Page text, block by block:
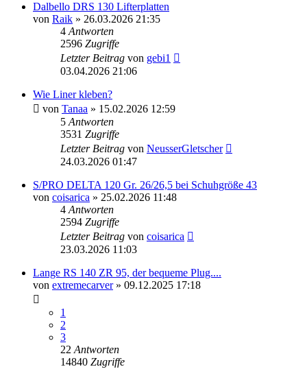
Dalbello DRS 130 Lifterplatten
von Raik » 26.03.2026 21:35
4 Antworten
2596 Zugriffe
Letzter Beitrag von gebi1
03.04.2026 21:06
Wie Liner kleben?
von Tanaa » 15.02.2026 12:59
5 Antworten
3531 Zugriffe
Letzter Beitrag von NeusserGletscher
24.03.2026 01:47
S/PRO DELTA 120 Gr. 26/26,5 bei Schuhgröße 43
von coisarica » 25.02.2026 11:48
4 Antworten
2594 Zugriffe
Letzter Beitrag von coisarica
23.03.2026 11:03
Lange RS 140 ZR 95, der bequeme Plug....
von extremecarver» 09.12.2025 17:18
1
2
3
22 Antworten
14840 Zugriffe